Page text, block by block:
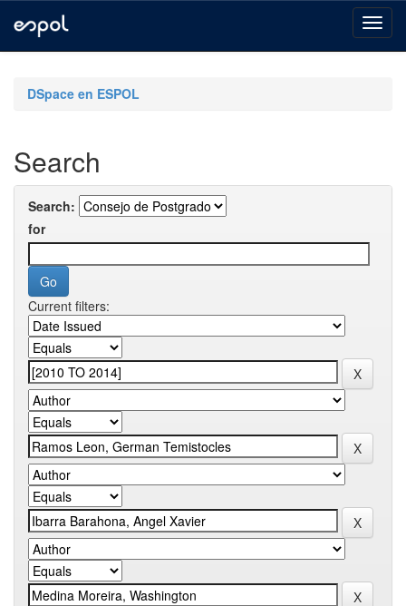
navigationDSpace en ESPOL
Search
Search:
for
Current filters: